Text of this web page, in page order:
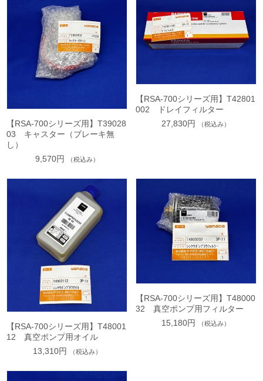
【RSA-700シリーズ用】T39028
03 キャスター（ブレーキ無
し）
9,570円
（税込み）
【RSA-700シリーズ用】T42801
002 ドレイフィルター
27,830円
（税込み）
【RSA-700シリーズ用】T48001
12 真空ポンプ用オイル
13,310円
（税込み）
【RSA-700シリーズ用】T48000
32 真空ポンプ用フィルター
15,180円
（税込み）